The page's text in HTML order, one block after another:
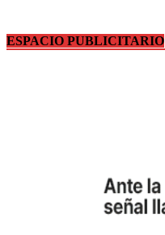
ESPACIO PUBLICITARIO